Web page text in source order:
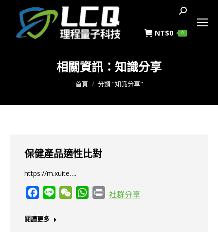
搜
NT$0 0
相關資訊： 知識分享
您在這裡：
首頁 分類 "知識分享"
保健產品適性比對
https://m.xuite….
Facebook
Line WeChatWhatsApp
Print
社群分享
閱讀更多